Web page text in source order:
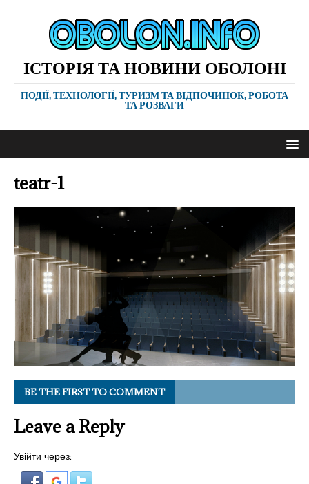
ІСТОРІЯ ТА НОВИНИ ОБОЛОНІ
ПОДІЇ, ТЕХНОЛОГІЇ, ТУРИЗМ ТА ВІДПОЧИНОК, РОБОТА
ТА РОЗВАГИ
teatr-1
BE THE FIRST TO COMMENT
Leave a Reply
Увійти через: